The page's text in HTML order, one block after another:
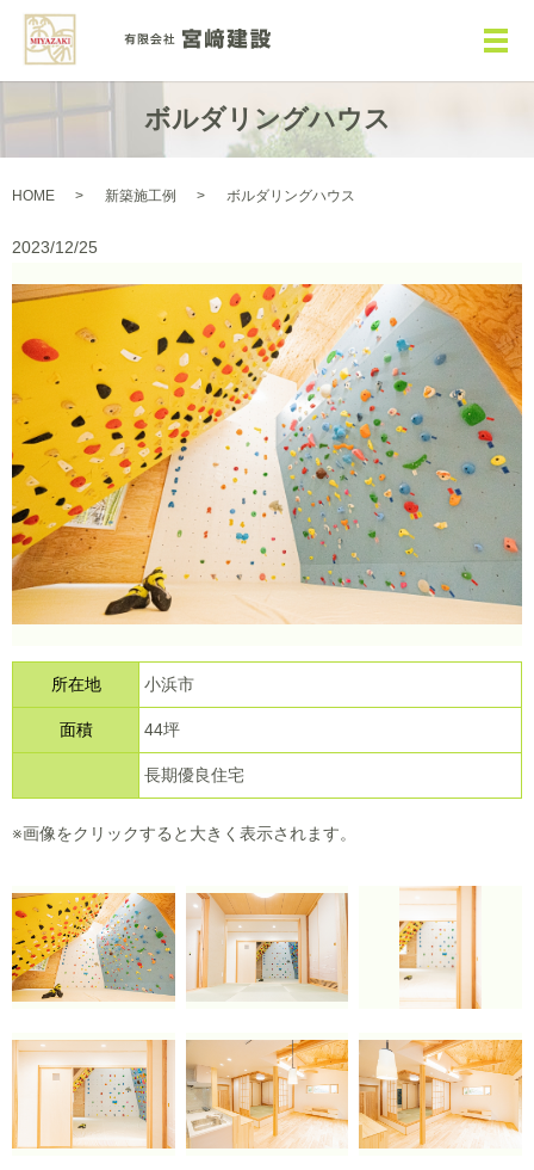
メ
ボルダリングハウス
HOME 新築施工例 ボルダリングハウス
2023/12/25
所在地 小浜市
面積 44坪
長期優良住宅
※画像をクリックすると大きく表示されます。